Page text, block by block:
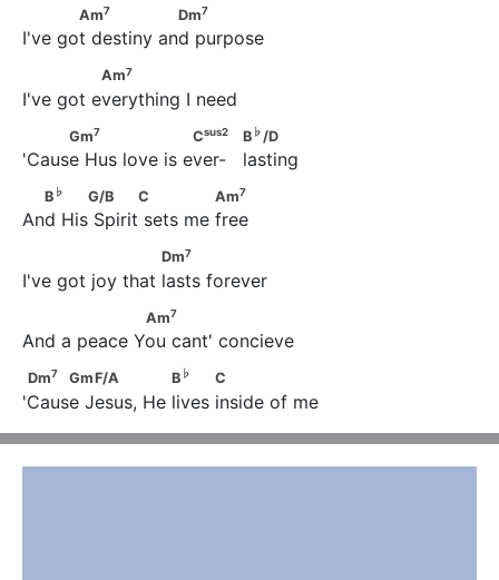
Am
Dm
Am7 Dm7
I've got destiny and purpose
Am
Am7
I've got everything I need
Gm Csus B
Gm7 Csus2 B ♭ /D
'Cause Hus love is ever-   lasting
♭ G/B            C              Am
B ♭ G/B C Am7
And His Spirit sets me free
Dm7
Dm7
I've got joy that lasts forever
Am7
Am7
And a peace You cant' concieve
Dm7 Gm        F/A              B
Dm7 GmF/A B ♭ C
'Cause Jesus, He lives inside of me